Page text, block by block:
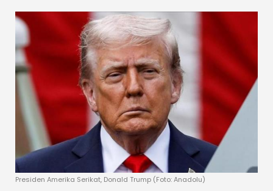
Presiden Amerika Serikat, Donald Trump (Foto: Anadolu)